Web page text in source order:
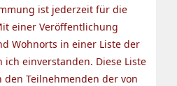
ist jederzeit für die
einer Veröffentlichung
Wohnorts in einer Liste der
ich einverstanden. Diese Liste
Teilnehmenden der von